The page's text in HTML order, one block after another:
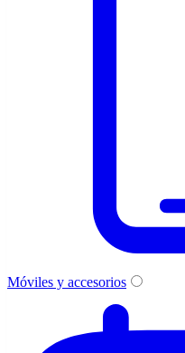
Móviles y accesorios